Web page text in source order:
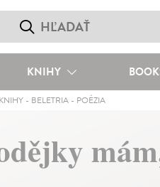
KNIHY
KNIHY - BELETRIA - POÉZIA